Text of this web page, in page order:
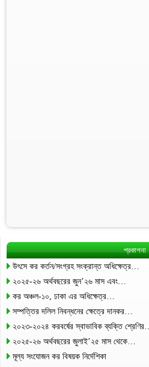
প্রকাশনা
উৎসে কর কর্তন/সংগ্রহ সংক্রান্ত অধিক্ষেত্র…
২০২৫-২৬ অর্থবছরের জুন’২৬ মাস এবং…
কর অঞ্চল-১০, ঢাকা এর অধিক্ষেত্র…
সম্পত্তির দলিল নিবন্ধনের ক্ষেত্রে দানকর…
২০২৩-২০২৪ করবর্ষের স্বাভাবিক ব্যক্তি শ্রেণির…
২০২৫-২৬ অর্থবছরের জুলাই’২৫ মাস থেকে…
মূল্য সংযোজন কর বিষয়ক নির্দেশিকা